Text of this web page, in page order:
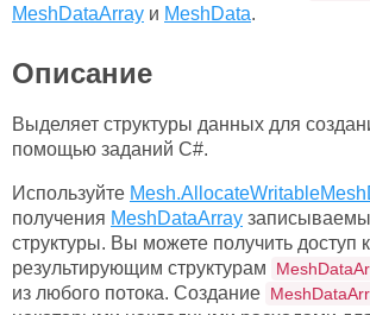
MeshDataArray и MeshData.
Описание
Выделяет структуры данных для
помощью заданий C#.
Используйте
получения MeshDataArray
структуры. Вы можете получить доступ к
результирующим структурам
из любого потока. Создание